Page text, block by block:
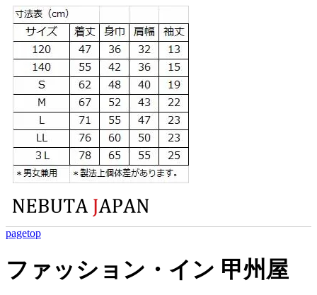
pagetop
ファッション・イン 甲州屋